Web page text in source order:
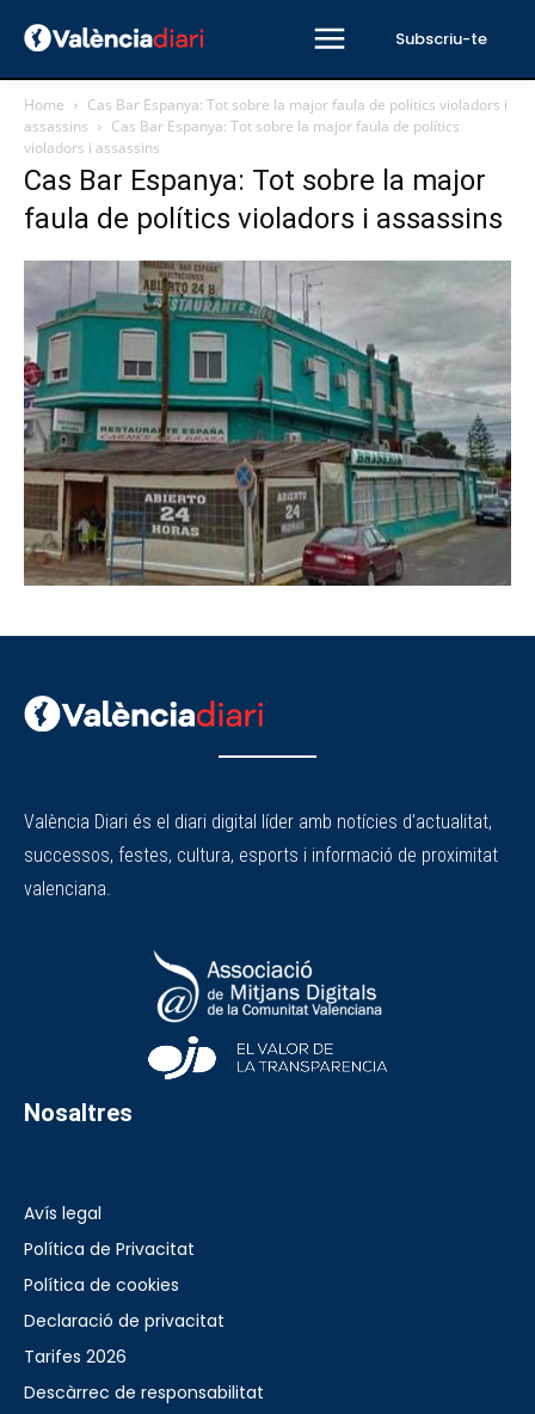
Subscriu-te
Home
Cas Bar Espanya: Tot sobre la major faula de polítics violadors i
assassins
Cas Bar Espanya: Tot sobre la major faula de polítics
violadors i assassins
Cas Bar Espanya: Tot sobre la major
faula de polítics violadors i assassins
València Diari és el diari digital líder amb notícies d'actualitat,
successos, festes, cultura, esports i informació de proximitat
valenciana.
Nosaltres
Avís legal
Política de Privacitat
Política de cookies
Declaració de privacitat
Tarifes 2026
Descàrrec de responsabilitat